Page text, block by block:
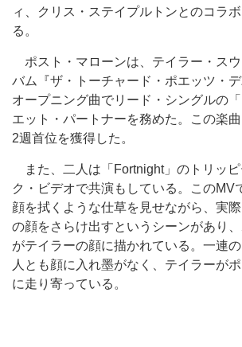
ィ、クリス・ステイプルトンとのコラ
る。
ポスト・マローンは、テイラー・ス
バム『ザ・トーチャード・ポエッツ・
オープニング曲でリード・シングルの
エット・パートナーを務めた。この楽
2週首位を獲得した。
また、二人は「Fortnight」のトリッピ
ク・ビデオで共演もしている。このMV
顔を拭くような仕草を見せながら、実
の顔をさらけ出すというシーンがあり
がテイラーの顔に描かれている。一連
人とも顔に入れ墨がなく、テイラーが
に走り寄っている。